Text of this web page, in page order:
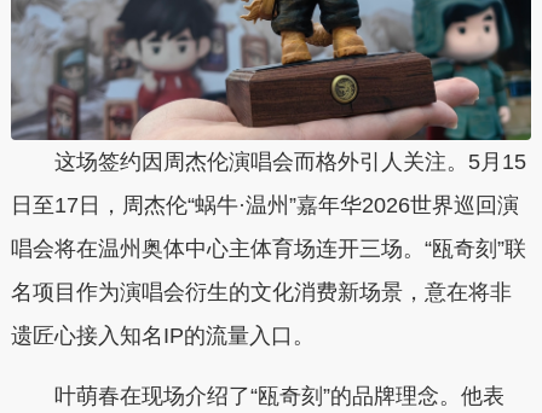
这场签约因周杰伦演唱会而格外引人关注。5月15
日至17日，周杰伦“蜗牛·温州”嘉年华2026世界巡回演
唱会将在温州奥体中心主体育场连开三场。“瓯奇刻”联
名项目作为演唱会衍生的文化消费新场景，意在将非
遗匠心接入知名IP的流量入口。
叶萌春在现场介绍了“瓯奇刻”的品牌理念。他表